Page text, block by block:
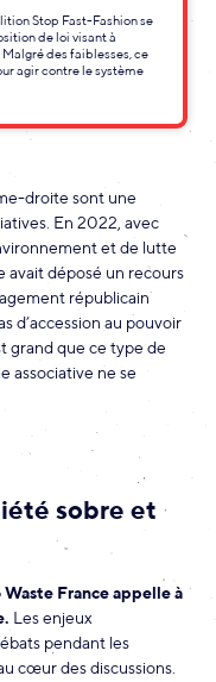
Stop Fast-Fashion se
de loi visant à
des faiblesses, ce
agir contre le système
droite sont une
En 2022, avec
et de lutte
avait déposé un recours
républicain
d’accession au pouvoir
grand que ce type de
associative ne se
sobre et
France appelle à
Les enjeux
pendant les
cœur des discussions.